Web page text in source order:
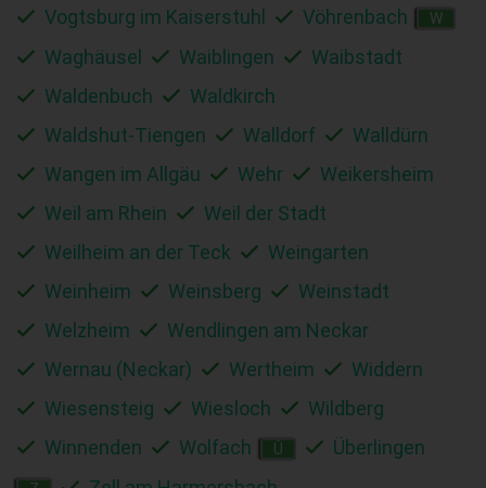
Vogtsburg im Kaiserstuhl
Vöhrenbach W
Waghäusel Waiblingen
Waibstadt
Waldenbuch
Waldkirch
Waldshut-Tiengen
Walldorf
Walldürn
Wangen im Allgäu
Wehr
Weikersheim
Weil am Rhein
Weil der Stadt
Weilheim an der Teck
Weingarten
Weinheim
Weinsberg
Weinstadt
Welzheim
Wendlingen am Neckar
Wernau (Neckar)
Wertheim
Widdern
Wiesensteig
Wiesloch
Wildberg
Winnenden
Wolfach Ü Überlingen